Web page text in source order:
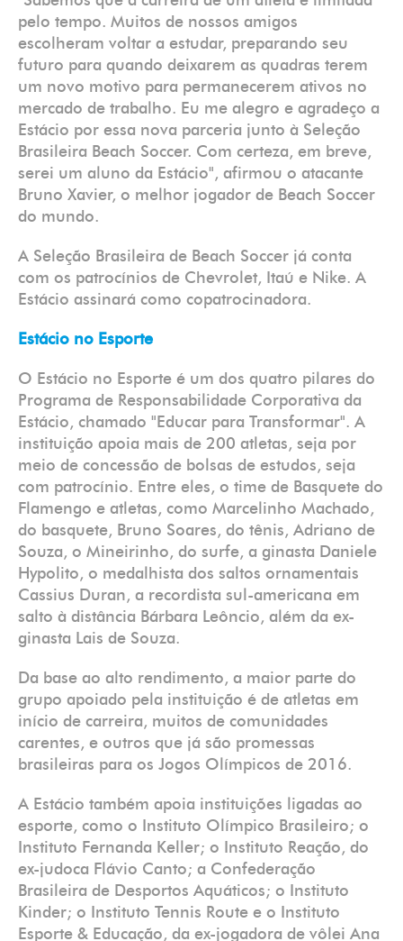
pelo tempo. Muitos de nossos amigos
escolheram voltar a estudar, preparando seu
futuro para quando deixarem as quadras terem
um novo motivo para permanecerem ativos no
mercado de trabalho. Eu me alegro e agradeço a
Estácio por essa nova parceria junto à Seleção
Brasileira Beach Soccer. Com certeza, em breve,
serei um aluno da Estácio", afirmou o atacante
Bruno Xavier, o melhor jogador de Beach Soccer
do mundo.
A Seleção Brasileira de Beach Soccer já conta
com os patrocínios de Chevrolet, Itaú e Nike. A
Estácio assinará como copatrocinadora.
Estácio no Esporte
O Estácio no Esporte é um dos quatro pilares do
Programa de Responsabilidade Corporativa da
Estácio, chamado "Educar para Transformar". A
instituição apoia mais de 200 atletas, seja por
meio de concessão de bolsas de estudos, seja
com patrocínio. Entre eles, o time de Basquete do
Flamengo e atletas, como Marcelinho Machado,
do basquete, Bruno Soares, do tênis, Adriano de
Souza, o Mineirinho, do surfe, a ginasta Daniele
Hypolito, o medalhista dos saltos ornamentais
Cassius Duran, a recordista sul-americana em
salto à distância Bárbara Leôncio, além da ex-
ginasta Lais de Souza.
Da base ao alto rendimento, a maior parte do
grupo apoiado pela instituição é de atletas em
início de carreira, muitos de comunidades
carentes, e outros que já são promessas
brasileiras para os Jogos Olímpicos de 2016.
A Estácio também apoia instituições ligadas ao
esporte, como o Instituto Olímpico Brasileiro; o
Instituto Fernanda Keller; o Instituto Reação, do
ex-judoca Flávio Canto; a Confederação
Brasileira de Desportos Aquáticos; o Instituto
Kinder; o Instituto Tennis Route e o Instituto
Esporte & Educação, da ex-jogadora de vôlei Ana